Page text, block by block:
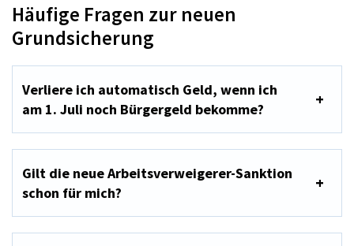
Häufige Fragen zur neuen
Grundsicherung
Verliere ich automatisch Geld, wenn ich
am 1. Juli noch Bürgergeld bekomme?
Gilt die neue Arbeitsverweigerer-Sanktion
schon für mich?